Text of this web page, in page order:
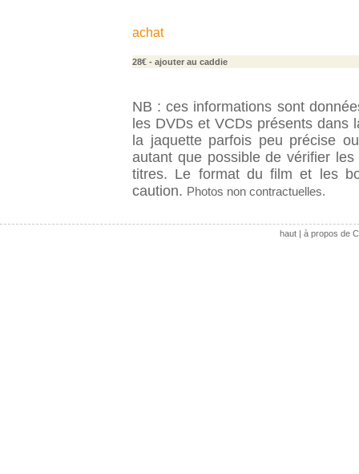
achat
28€ - ajouter au caddie
NB : ces informations sont
les DVDs et VCDs présents dans
la jaquette parfois peu précise
autant que possible de vérifier
titres. Le format du film et les
caution. Photos non contractuelles.
haut| à propos de